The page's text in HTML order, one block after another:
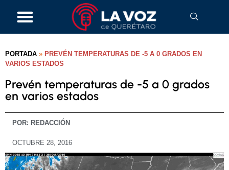
PORTADA » PREVÉN TEMPERATURAS DE -5 A 0 GRADOS EN
VARIOS ESTADOS
Prevén temperaturas de -5 a 0 grados
en varios estados
POR: REDACCIÓN
OCTUBRE 28, 2016